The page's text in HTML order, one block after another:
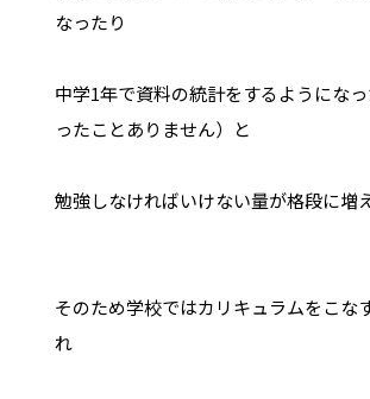
なったり
中学1年で資料の統計をするようにな
ったことありません）と
勉強しなければいけない量が格段に増
そのため学校ではカリキュラムをこな
れ